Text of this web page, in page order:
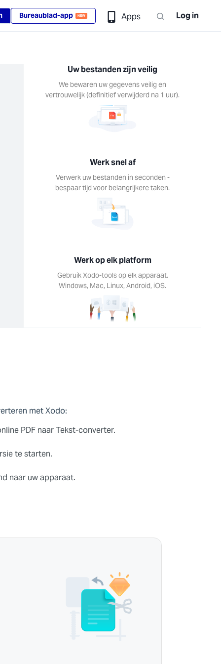
Bureaublad-app NEW Apps Log in
Uw bestanden zijn veilig
We bewaren uw gegevens veilig en
vertrouwelijk (definitief verwijderd na 1 uur).
Werk snel af
Verwerk uw bestanden in seconden -
bespaar tijd voor belangrijkere taken.
Werk op elk platform
Gebruik Xodo-tools op elk apparaat.
Windows, Mac, Linux, Android, iOS.
met Xodo:
PDF naar Tekst-converter.
te starten.
naar uw apparaat.